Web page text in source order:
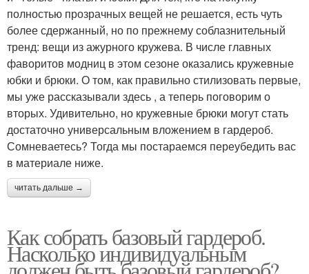
полностью прозрачных вещей не решается, есть чуть
более сдержанный, но по прежнему соблазнительный
тренд: вещи из ажурного кружева. В числе главных
фаворитов модниц в этом сезоне оказались кружевные
юбки и брюки. О том, как правильно стилизовать первые,
мы уже рассказывали здесь , а теперь поговорим о
вторых. Удивительно, но кружевные брюки могут стать
достаточно универсальным вложением в гардероб.
Сомневаетесь? Тогда мы постараемся переубедить вас
в материале ниже.
читать дальше →
Как собрать базовый гардероб.
Насколько индивидуальным